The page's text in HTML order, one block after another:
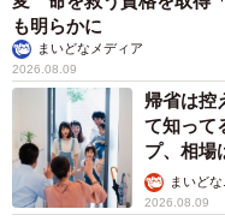
も明らかに
まいどなメディア
2026.08.09
帰省は控
て知って
プ、相場
まいど
2026.08.09